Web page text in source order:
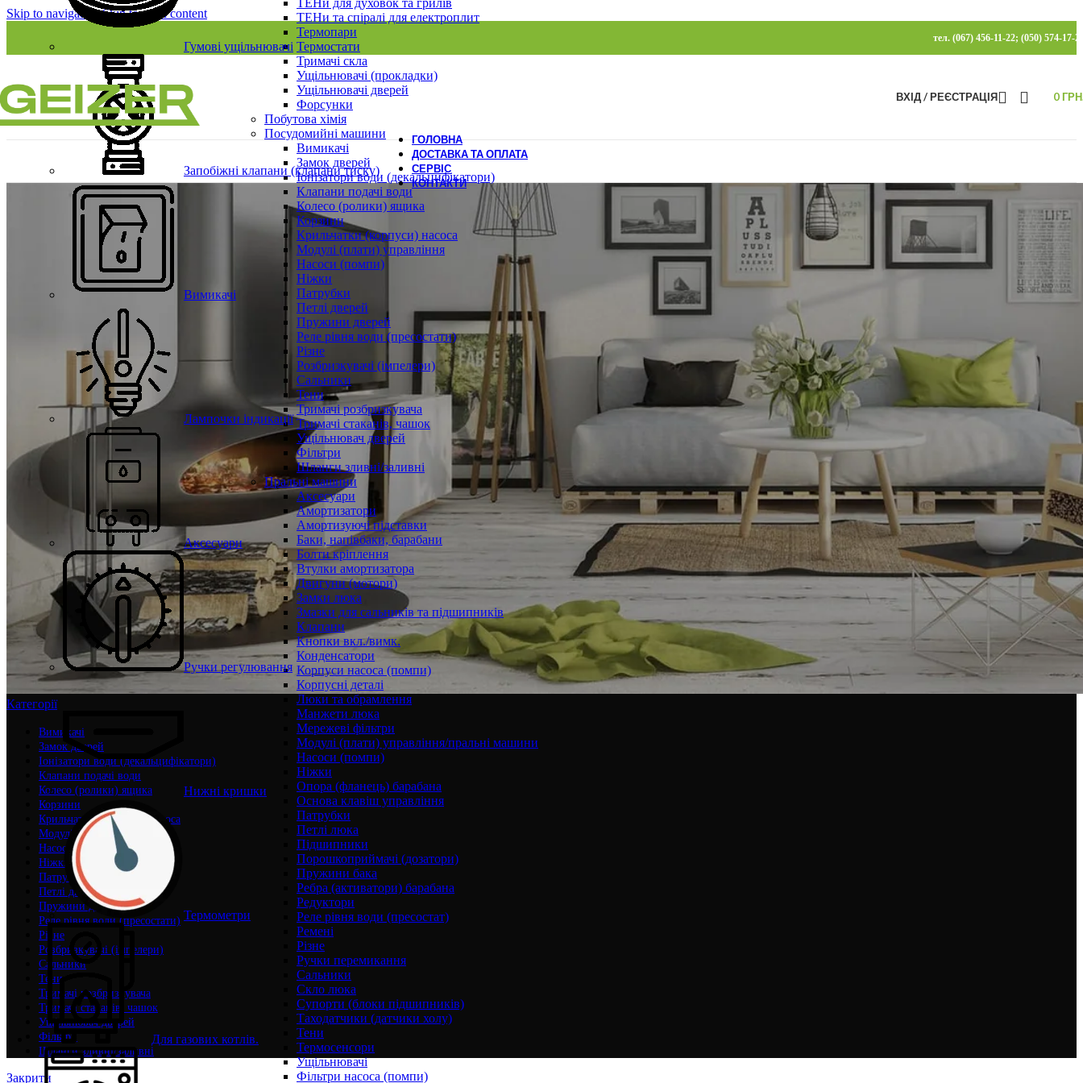
Skip to navigationSkip to main content
тел. (067) 456-11-22; (050) 574-17-
ТЕНи та спіралі для електроплит
Термопари
Термостати
Тримачі скла
Ущільнювачі (прокладки)
Ущільнювачі дверей
Форсунки
Побутова хімія
Посудомийні машини
Вимикачі
Замок дверей
Іонізатори води (декальцифікатори)
Клапани подачі води
Колесо (ролики) ящика
Корзини
Крильчатки (корпуси) насоса
Модулі (плати) управління
Насоси (помпи)
Ніжки
Патрубки
Петлі дверей
Пружини дверей
Реле рівня води (пресостати)
Різне
Розбризкувачі (імпелери)
Сальники
Тени
Тримачі розбризкувача
Тримачі стаканів, чашок
Ущільнювач дверей
Фільтри
Шланги зливні/заливні
Пральні машини
Аксесуари
Амортизатори
Амортизуючі підставки
Баки, напівбаки, барабани
Болти кріплення
Втулки амортизатора
Двигуни (мотори)
Замки люка
Змазки для сальників та підшипників
Клапани
Кнопки вкл./вимк.
Конденсатори
Корпуси насоса (помпи)
Корпусні деталі
Люки та обрамлення
Манжети люка
Мережеві фільтри
Модулі (плати) управління/пральні машини
Насоси (помпи)
Ніжки
Опора (фланець) барабана
Основа клавіш управління
Патрубки
Петлі люка
Підшипники
Порошкоприймачі (дозатори)
Пружини бака
Ребра (активатори) барабана
Редуктори
Реле рівня води (пресостат)
Ремені
Різне
Ручки перемикання
Сальники
Скло люка
Супорти (блоки підшипників)
Таходатчики (датчики холу)
Тени
Термосенсори
Ущільнювачі
Фільтри насоса (помпи)
ВХІД / РЕЄСТРАЦІЯ 0
Гумові ущільнювачі
Запобіжні клапани (клапани тиску)
Вимикачі
Лампочки індикації
Аксесуари
Ручки регулювання
Нижні кришки
Термометри
Для газових котлів.
ГОЛОВНА
ДОСТАВКА ТА ОПЛАТА
СЕРВІС
КОНТАКТИ
Категорії
Вимикачі
Замок дверей
Іонізатори води (декальцифікатори)
Клапани подачі води
Колесо (ролики) ящика
Корзини
Крильчатки (корпуси) насоса
Модулі (плати) управління
Насоси (помпи)
Ніжки
Патрубки
Петлі дверей
Пружини дверей
Реле рівня води (пресостати)
Різне
Розбризкувачі (імпелери)
Сальники
Тени
Тримачі розбризкувача
Тримачі стаканів, чашок
Ущільнювач дверей
Фільтри
Шланги зливні/заливні
Закрити